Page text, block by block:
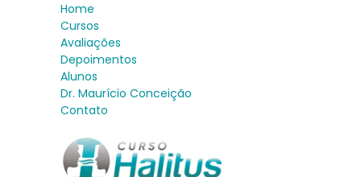
Home
Cursos
Avaliações
Depoimentos
Alunos
Dr. Maurício Conceição
Contato